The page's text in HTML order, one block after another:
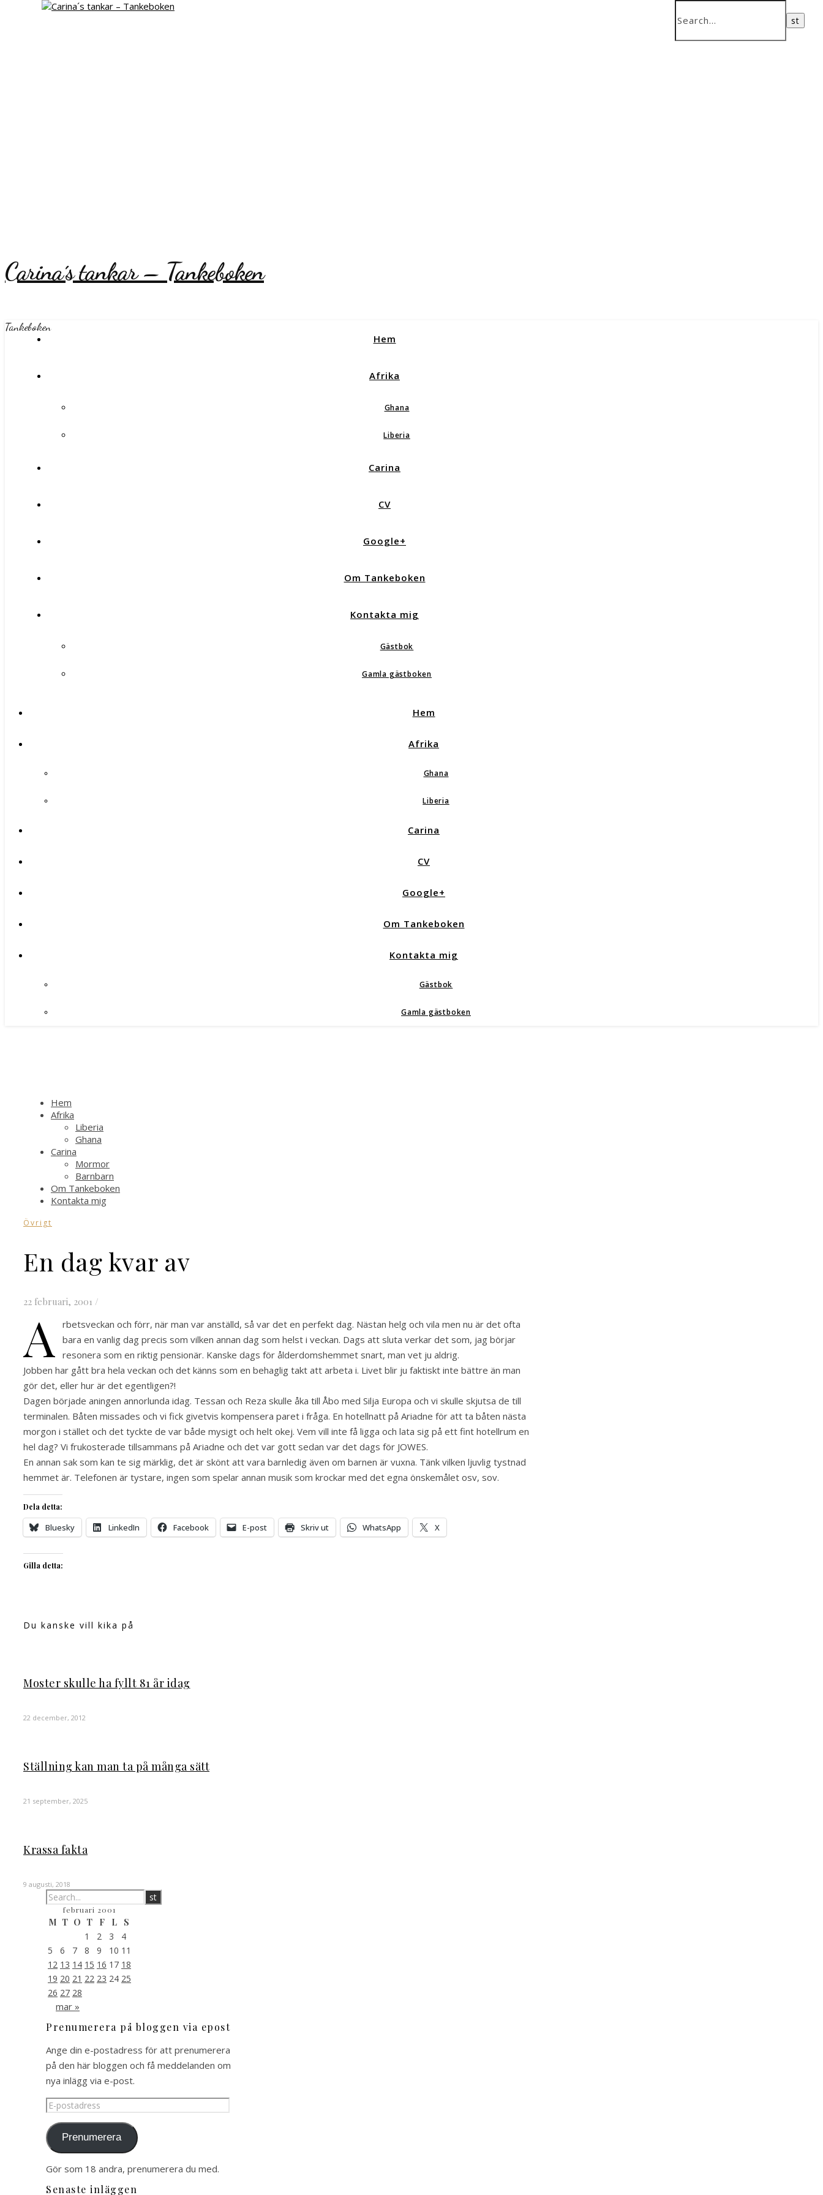
Carina´s tankar – Tankeboken
Tankeboken
Hem
Afrika
Ghana
Liberia
Carina
CV
Google+
Om Tankeboken
Kontakta mig
Gästbok
Gamla gästboken
Hem
Afrika
Ghana
Liberia
Carina
CV
Google+
Om Tankeboken
Kontakta mig
Gästbok
Gamla gästboken
Hem
Afrika
Liberia
Ghana
Carina
Mormor
Barnbarn
Om Tankeboken
Kontakta mig
Övrigt
En dag kvar av
22 februari, 2001 /
a
rbetsveckan och förr, när man var anställd, så var det en perfekt dag. Nästan helg och vila men nu är det ofta
bara en vanlig dag precis som vilken annan dag som helst i veckan. Dags att sluta verkar det som, jag börjar
resonera som en riktig pensionär. Kanske dags för ålderdomshemmet snart, man vet ju aldrig.
Jobben har gått bra hela veckan och det känns som en behaglig takt att arbeta i. Livet blir ju faktiskt inte bättre än man
gör det, eller hur är det egentligen?!
Dagen började aningen annorlunda idag. Tessan och Reza skulle åka till Åbo med Silja Europa och vi skulle skjutsa de till
terminalen. Båten missades och vi fick givetvis kompensera paret i fråga. En hotellnatt på Ariadne för att ta båten nästa
morgon i stället och det tyckte de var både mysigt och helt okej. Vem vill inte få ligga och lata sig på ett fint hotellrum en
hel dag? Vi frukosterade tillsammans på Ariadne och det var gott sedan var det dags för JOWES.
En annan sak som kan te sig märklig, det är skönt att vara barnledig även om barnen är vuxna. Tänk vilken ljuvlig tystnad
hemmet är. Telefonen är tystare, ingen som spelar annan musik som krockar med det egna önskemålet osv, sov.
Dela detta:
Bluesky LinkedIn Facebook E-post Skriv ut WhatsApp X
Gilla detta:
Du kanske vill kika på
Moster skulle ha fyllt 81 år idag
22 december, 2012
Ställning kan man ta på många sätt
21 september, 2025
Krassa fakta
9 augusti, 2018
februari 2001
M T O T F L
S
1
2 3
4
5
6 7 8 9 10 11
12 13 14 15 16 17 18
19 20 21 22 23 24 25
26 27 28
mar »
Prenumerera på bloggen via epost
Ange din e-postadress för att prenumerera
på den här bloggen och få meddelanden om
nya inlägg via e-post.
E-
postadress
Prenumerera
Gör som 18 andra, prenumerera du med.
Senaste inläggen